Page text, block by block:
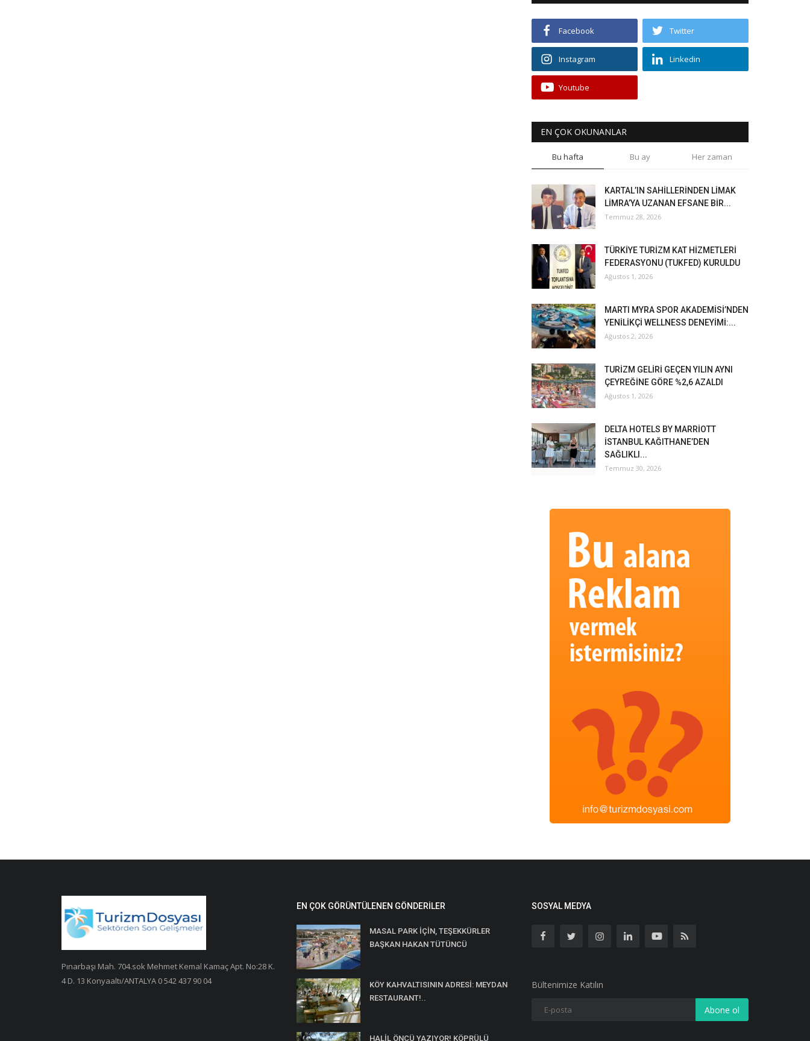
Facebook Twitter
Instagram Linkedin
Youtube
EN ÇOK OKUNANLAR
Bu hafta Bu ay Her zaman
KARTAL’IN SAHİLLERİNDEN LİMAK
LİMRA’YA UZANAN EFSANE BİR...
Temmuz 28, 2026
TÜRKİYE TURİZM KAT HİZMETLERİ
FEDERASYONU (TUKFED) KURULDU
Ağustos 1, 2026
MARTI MYRA SPOR AKADEMİSİ’NDEN
YENİLİKÇİ WELLNESS DENEYİMİ:...
Ağustos 2, 2026
TURİZM GELİRİ GEÇEN YILIN AYNI
ÇEYREĞİNE GÖRE %2,6 AZALDI
Ağustos 1, 2026
DELTA HOTELS BY MARRİOTT
İSTANBUL KAĞITHANE’DEN
SAĞLIKLI...
Temmuz 30, 2026
Pınarbaşı Mah. 704.sok Mehmet Kemal Kamaç Apt. No:28 K.
4 D. 13 Konyaaltı/ANTALYA 0 542 437 90 04
EN ÇOK GÖRÜNTÜLENEN GÖNDERILER
MASAL PARK İÇİN, TEŞEKKÜRLER
BAŞKAN HAKAN TÜTÜNCÜ
KÖY KAHVALTISININ ADRESİ: MEYDAN
RESTAURANT!..
HALİL ÖNCÜ YAZIYOR! KÖPRÜLÜ
SOSYAL MEDYA
Bültenimize Katılın
Abone ol